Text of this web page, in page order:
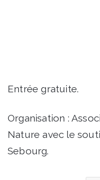
Entrée gratuite.
Organisation :
Nature avec le
Sebourg.